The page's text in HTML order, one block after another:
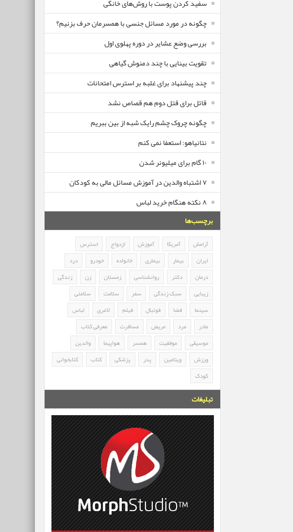
سفید کردن پوست با روش‌های خانگی
چگونه در مورد مسائل جنسی با همسرمان حرف بزنیم؟
بررسی وضع عشایر در دوره پهلوی اول
تقویت بینایی با چند دمنوش گیاهی
چند پیشنهاد برای غلبه بر استرس امتحانات
قاتل برای قتل دوم هم قصاص نشد
چگونه چروک چشم رایک شبه از بین ببریم
نتانیاهو: استعفا نمی کنم
۱۰ گام برای میلیونر شدن
۷ اشتباه والدین در آموزش مسائل مالی به کودکان
۸ نکته هنگام خرید لباس
برچسب‌ها
آرامش آمریکا آموزش ازدواج
استرس
ایران
بیمار بیماری خانواده خودرو
درد
درمان
دکتر روانشناسی زمستان زن
زندگی
زیبایی
سبک زندگی سفر سلامت
سلامتی
سینما
فضا فوتبال فیلم لاغری
لباس
مادر
مرد مریض مسافرت
معرفی کتاب
موسیقی
موفقیت همسر هواپیما
والدین
ورزش
ویتامین پدر پزشکی کتاب
کتابخوانی
کودک
تبلیغات